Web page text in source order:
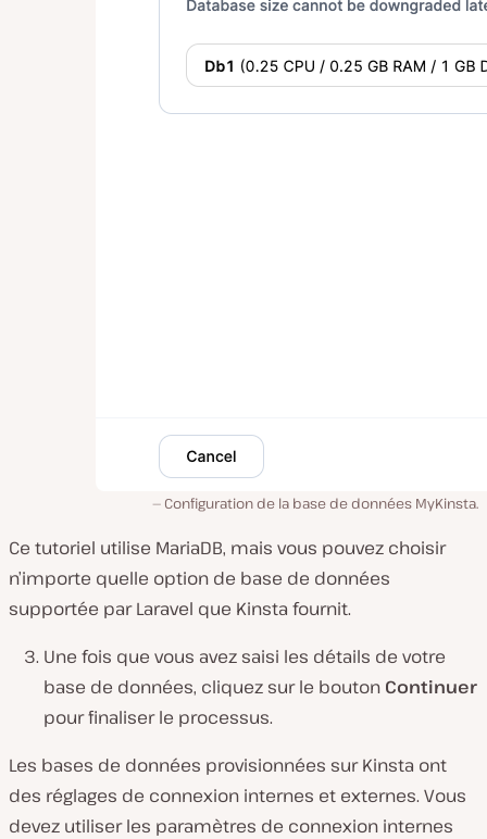
Configuration de la base de données MyKinsta.
Ce tutoriel utilise MariaDB, mais vous pouvez choisir
n’importe quelle option de base de données
supportée par Laravel que Kinsta fournit.
Une fois que vous avez saisi les détails de votre
base de données, cliquez sur le bouton Continuer
pour finaliser le processus.
Les bases de données provisionnées sur Kinsta ont
des réglages de connexion internes et externes. Vous
devez utiliser les paramètres de connexion internes